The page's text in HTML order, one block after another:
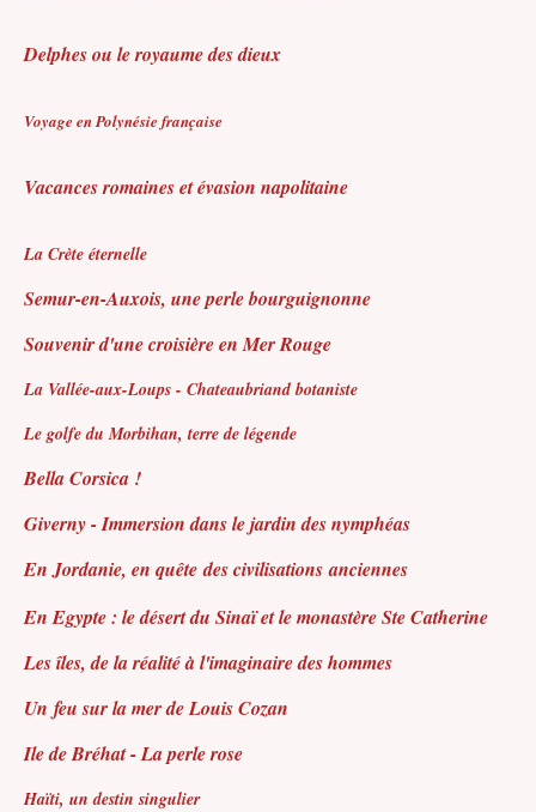
Delphes ou le royaume des dieux
Voyage en Polynésie française
Vacances romaines et évasion napolitaine
La Crète éternelle
Semur-en-Auxois, une perle bourguignonne
Souvenir d'une croisière en Mer Rouge
La Vallée-aux-Loups - Chateaubriand botaniste
Le golfe du Morbihan, terre de légende
Bella Corsica !
Giverny - Immersion dans le jardin des nymphéas
En Jordanie, en quête des civilisations anciennes
En Egypte : le désert du Sinaï et le monastère Ste Catherine
Les îles, de la réalité à l'imaginaire des hommes
Un feu sur la mer de Louis Cozan
Ile de Bréhat - La perle rose
Haïti, un destin singulier